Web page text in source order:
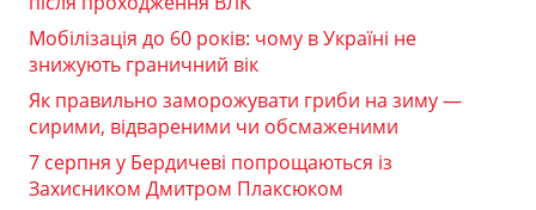
Мобілізація до 60 років: чому в Україні не
знижують граничний вік
Як правильно заморожувати гриби на зиму —
сирими, відвареними чи обсмаженими
7 серпня у Бердичеві попрощаються із
Захисником Дмитром Плаксюком